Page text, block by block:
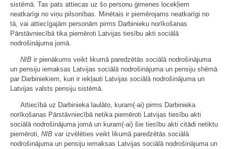
sistēmā. Tas pats attiecas uz šo personu ģimenes locekļiem
neatkarīgi no viņu pilsonības. Minētais ir piemērojams neatkarīgi no
tā, vai attiecīgajām personām pirms Darbinieku norīkošanas
Pārstāvniecībā tika piemēroti Latvijas tiesību akti sociālā
nodrošinājuma jomā.
NIB ir pienākums veikt likumā paredzētās sociālā nodrošinājuma
un pensiju iemaksas Latvijas sociālā nodrošinājuma un pensiju shēmā
par Darbiniekiem, kuri ir iekļauti Latvijas sociālā nodrošinājuma un
Latvijas valsts pensiju sistēmā.
Attiecībā uz Darbinieka laulāto, kuram(-ai) pirms Darbinieka
norīkošanas Pārstāvniecībā netika piemēroti Latvijas tiesību akti
sociālā nodrošinājuma jomā un kuram(-ai) šie tiesību akti citādi netiktu
piemēroti, NIB var izvēlēties veikt likumā paredzētās sociālā
nodrošinājuma un pensiju iemaksas Latvijas sociālā nodrošinājuma un